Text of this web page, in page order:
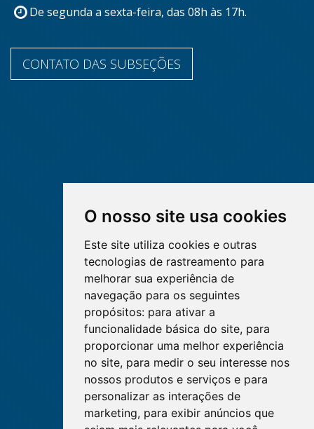
O nosso site usa cookies
Este site utiliza cookies e outras
tecnologias de rastreamento para
melhorar sua experiência de
navegação para os seguintes
propósitos: para ativar a
funcionalidade básica do site, para
proporcionar uma melhor experiência
no site, para medir o seu interesse nos
nossos produtos e serviços e para
personalizar as interações de
marketing, para exibir anúncios que
De segunda a sexta-feira, das 08h às 17h.
CONTATO DAS SUBSEÇÕES